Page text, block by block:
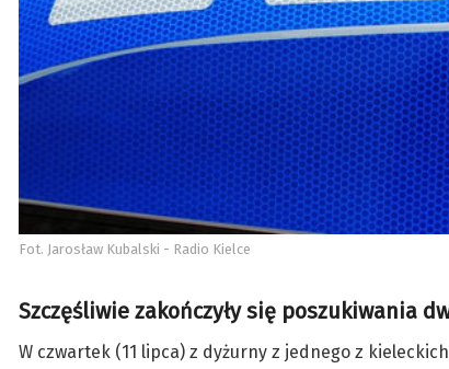
Fot. Jarosław Kubalski - Radio Kielce
Szczęśliwie zakończyły się poszukiwania
W czwartek (11 lipca) z dyżurny z jednego z